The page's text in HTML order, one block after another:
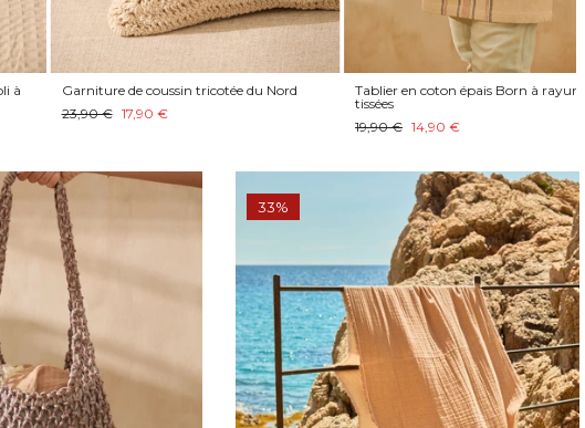
Garniture de coussin tricotée du Nord
17,90 €
Tablier en coton épais Born à rayures
14,90 €
33%